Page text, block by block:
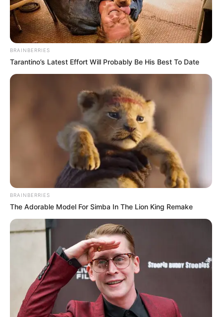
Περισσότερα νέα από την Εύβοια
Βαρύ πένθος στην Εύβοια για αγαπημένο
καθηγητή
Την λένε «Κυκλάδες χωρίς πλοίο» και είναι 1
ώρα από Χαλκίδα – Υπερβολή ή όχι;
Θλίψη στην Εύβοια για γυναίκα
Ακολουθήστε το evianews.com στο
ΤΑ ΠΙΟ ΔΗΜΟΦΙΛΗ
BRAINBERRIES
Tarantino’s Latest Effort Will Probably Be His Best To Date
BRAINBERRIES
The Adorable Model For Simba In The Lion King Remake